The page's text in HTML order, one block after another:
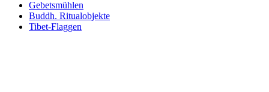
Gebetsmühlen
Buddh. Ritualobjekte
Tibet-Flaggen